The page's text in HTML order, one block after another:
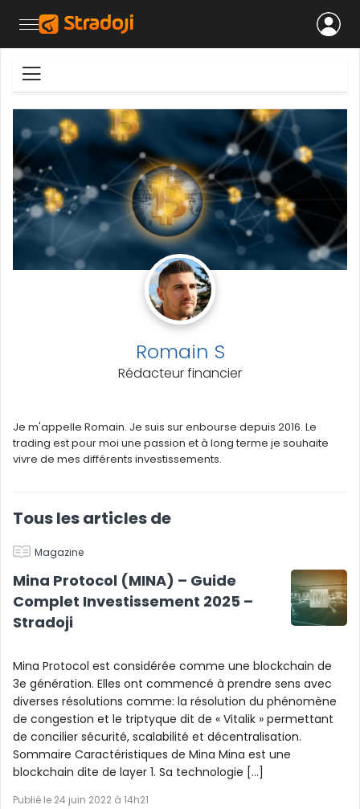
Romain S
Rédacteur financier
Je m'appelle Romain. Je suis sur enbourse depuis 2016. Le
trading est pour moi une passion et à long terme je souhaite
vivre de mes différents investissements.
Tous les articles de
Magazine
Mina Protocol (MINA) – Guide
Complet Investissement 2025 –
Stradoji
Mina Protocol est considérée comme une blockchain de
3e génération. Elles ont commencé à prendre sens avec
diverses résolutions comme: la résolution du phénomène
de congestion et le triptyque dit de « Vitalik » permettant
de concilier sécurité, scalabilité et décentralisation.
Sommaire Caractéristiques de Mina Mina est une
blockchain dite de layer 1. Sa technologie […]
Publié le 24 juin 2022 à 14h21